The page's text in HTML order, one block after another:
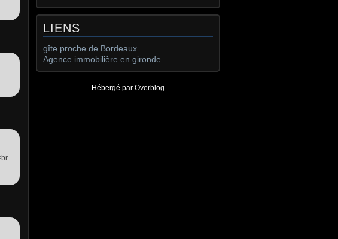
LIENS
gîte proche de Bordeaux
Agence immobilière en gironde
Hébergé par Overblog